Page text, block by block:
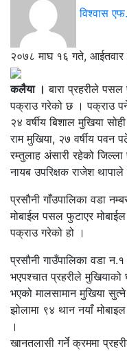
विश्वास
२०७८ माघ १६ गते, आईतवार
कलैया । बारा प्रहरीले पसल
पक्राउ गरेको छ । पक्राउ
२४ वर्षीय बिशाल मुखिया
राम मुखिया, २७ वर्षीय पवन
रम्तुलाह अंसारी रहेको जिल्ला
नायब उपरिक्षक राजेश
प्रसौनी गाँउपालिका वडा
मोबाईल पसल फुटाएर
पक्राउ गरेको हो ।
प्रसौनी गाउँपालिका वडा
भएपश्चात प्रहरीले मुखियाको
भएको मालसामान मुखिया
झोलामा ९४ थान नयाँ
।
खानतलासी गर्ने क्रममा